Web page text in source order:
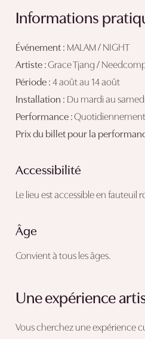
Informations
Événement : MALAM / NIGHT
Artiste :Grace Tjang /
Période : 4 août au 14 août
Installation : Du mardi au
Performance :
Prix du billet pour la
Accessibilité
Le lieu est accessible en fauteuil
Âge
Convient à tous les âges.
Une expérience
Vous cherchez une expérience